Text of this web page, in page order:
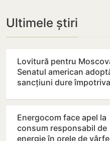
Ultimele știri
Lovitură pentru
Senatul american
sancțiuni dure împotriva
Energocom face apel la
consum responsabil de
energie în orele de